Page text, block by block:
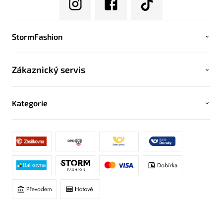
StormFashion
Zákaznický servis
Kategorie